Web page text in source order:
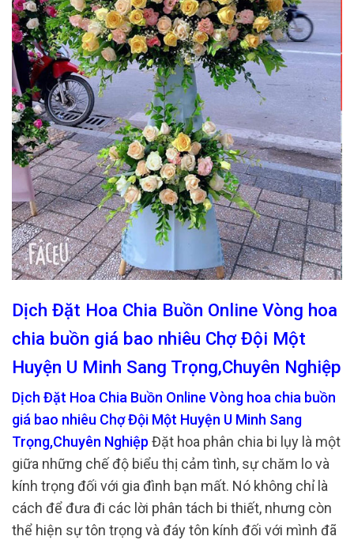
Dịch Đặt Hoa Chia Buồn Online Vòng hoa
chia buồn giá bao nhiêu Chợ Đội Một
Huyện U Minh Sang Trọng,Chuyên Nghiệp
Dịch Đặt Hoa Chia Buồn Online Vòng hoa chia buồn
giá bao nhiêu Chợ Đội Một Huyện U Minh Sang
Trọng,Chuyên Nghiệp Đặt hoa phân chia bi lụy là một
giữa những chế độ biểu thị cảm tình, sự chăm lo và
kính trọng đối với gia đình bạn mất. Nó không chỉ là
cách để đưa đi các lời phân tách bi thiết, nhưng còn
thể hiện sự tôn trọng và đáy tôn kính đối với mình đã